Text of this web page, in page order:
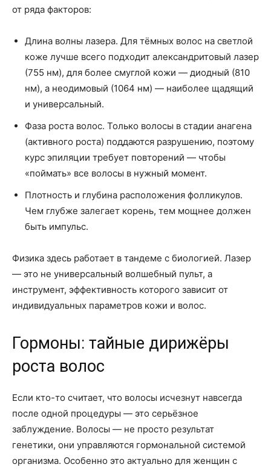
от ряда факторов:
Длина волны лазера. Для тёмных волос на светлой
коже лучше всего подходит александритовый лазер
(755 нм), для более смуглой кожи — диодный (810
нм), а неодимовый (1064 нм) — наиболее щадящий
и универсальный.
Фаза роста волос. Только волосы в стадии анагена
(активного роста) поддаются разрушению, поэтому
курс эпиляции требует повторений — чтобы
«поймать» все волосы в нужный момент.
Плотность и глубина расположения фолликулов.
Чем глубже залегает корень, тем мощнее должен
быть импульс.
Физика здесь работает в тандеме с биологией. Лазер
— это не универсальный волшебный пульт, а
инструмент, эффективность которого зависит от
индивидуальных параметров кожи и волос.
Гормоны: тайные дирижёры
роста волос
Если кто-то считает, что волосы исчезнут навсегда
после одной процедуры — это серьёзное
заблуждение. Волосы — не просто результат
генетики, они управляются гормональной системой
организма. Особенно это актуально для женщин с